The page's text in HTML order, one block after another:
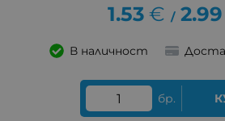
1.53 € / 2.99
В наличност
бр.